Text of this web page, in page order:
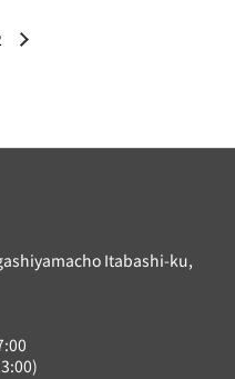
이드다음 슬라이드
Itabashi-ku,